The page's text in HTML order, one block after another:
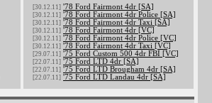
[30.12.11] '78 Ford Fairmont 4dr [SA]
[30.12.11] '78 Ford Fairmont 4dr Police [SA]
[30.12.11] '78 Ford Fairmont 4dr Taxi [SA]
[30.12.11] '78 Ford Fairmont 4dr [VC]
[30.12.11] '78 Ford Fairmont 4dr Police [VC]
[30.12.11] '78 Ford Fairmont 4dr Taxi [VC]
[29.07.11] '75 Ford Custom 500 4dr FBI [VC]
[22.07.11] '75 Ford LTD 4dr [SA]
[22.07.11] '75 Ford LTD Brougham 4dr [SA]
[22.07.11] '75 Ford LTD Landau 4dr [SA]